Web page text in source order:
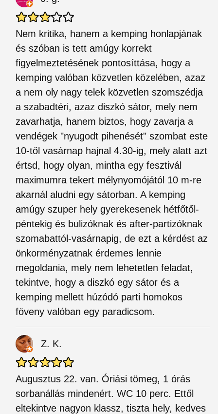
Nem kritika, hanem a kemping honlapjának
és szóban is tett amúgy korrekt
figyelmeztetésének pontosíttása, hogy a
kemping valóban közvetlen közelében, azaz
a nem oly nagy telek közvetlen szomszédja
a szabadtéri, azaz diszkó sátor, mely nem
zavarhatja, hanem biztos, hogy zavarja a
vendégek "nyugodt pihenését" szombat este
10-től vasárnap hajnal 4.30-ig, mely alatt azt
értsd, hogy olyan, mintha egy fesztivál
maximumra tekert mélynyomójától 10 m-re
akarnál aludni egy sátorban. A kemping
amúgy szuper hely gyerekesenek hétfőtől-
péntekig és bulizóknak és after-partizóknak
szomabattól-vasárnapig, de ezt a kérdést az
önkorményzatnak érdemes lennie
megoldania, mely nem lehetetlen feladat,
tekintve, hogy a diszkó egy sátor és a
kemping mellett húzódó parti homokos
föveny valóban egy paradicsom.
Z. K.
Augusztus 22. van. Óriási tömeg, 1 órás
sorbanállás mindenért. WC 10 perc. Ettől
eltekintve nagyon klassz, tiszta hely, kedves